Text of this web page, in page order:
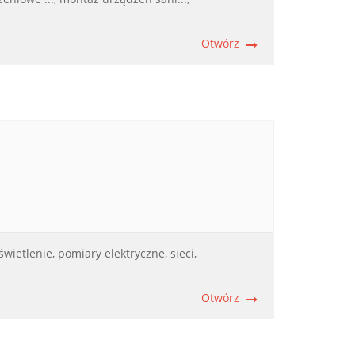
Otwórz
pomiary elektryczne, sieci,
Otwórz